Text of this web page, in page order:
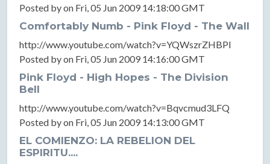
Posted by on Fri, 05 Jun 2009 14:18:00 GMT
Comfortably Numb - Pink Floyd - The Wall
http://www.youtube.com/watch?v=YQWszrZHBPI
Posted by on Fri, 05 Jun 2009 14:16:00 GMT
Pink Floyd - High Hopes - The Division
Bell
http://www.youtube.com/watch?v=Bqvcmud3LFQ
Posted by on Fri, 05 Jun 2009 14:13:00 GMT
EL COMIENZO: LA REBELION DEL
ESPIRITU....